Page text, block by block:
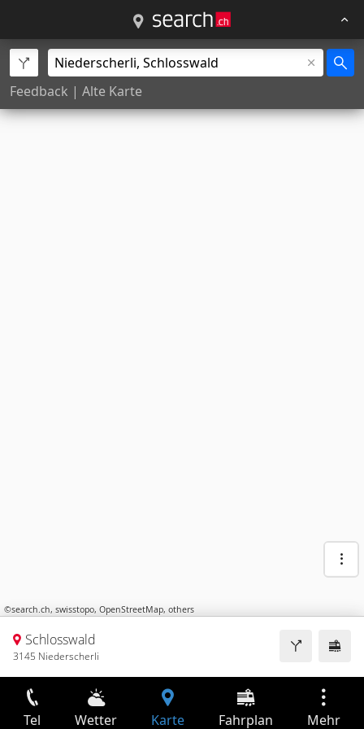
Feedback | Alte Karte
©search.ch, swisstopo, OpenStreetMap, others
Schlosswald
3145 Niederscherli
Tel Wetter Karte Fahrplan Mehr